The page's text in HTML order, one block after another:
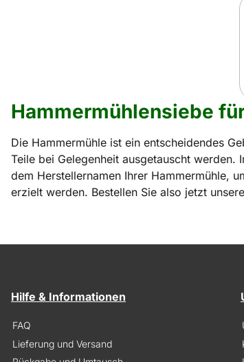
Hammermühlensiebe
Die Hammermühle ist ein entscheidendes
Teile bei Gelegenheit ausgetauscht
dem Herstellernamen Ihrer Hammermühle,
erzielt werden. Bestellen Sie also jetzt
Hilfe & Informationen
FAQ
Lieferung und Versand